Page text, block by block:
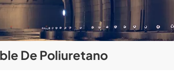
De Poliuretano